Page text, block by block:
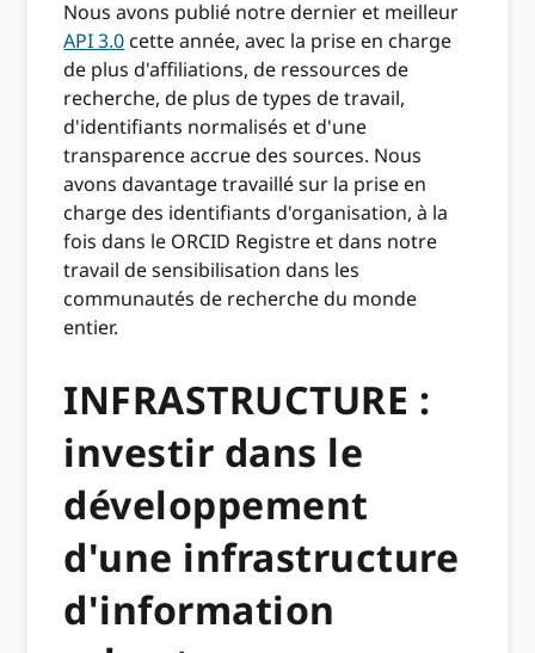
Nous avons publié notre dernier et meilleur
API 3.0 cette année, avec la prise en charge
de plus d'affiliations, de ressources de
recherche, de plus de types de travail,
d'identifiants normalisés et d'une
transparence accrue des sources. Nous
avons davantage travaillé sur la prise en
charge des identifiants d'organisation, à la
fois dans le ORCID Registre et dans notre
travail de sensibilisation dans les
communautés de recherche du monde
entier.
INFRASTRUCTURE :
investir dans le
développement
d'une infrastructure
d'information